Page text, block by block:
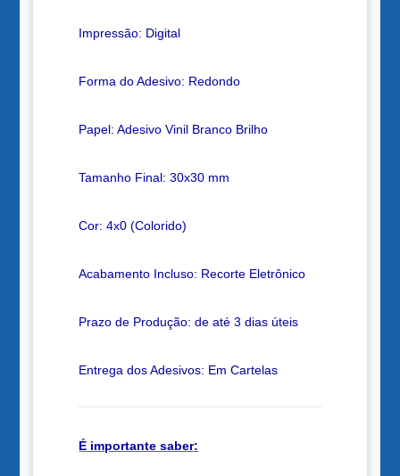
Impressão: Digital
Forma do Adesivo: Redondo
Papel: Adesivo Vinil Branco Brilho
Tamanho Final: 30x30 mm
Cor: 4x0 (Colorido)
Acabamento Incluso: Recorte Eletrônico
Prazo de Produção: de até 3 dias úteis
Entrega dos Adesivos: Em Cartelas
É importante saber: